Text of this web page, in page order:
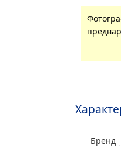
Бренд